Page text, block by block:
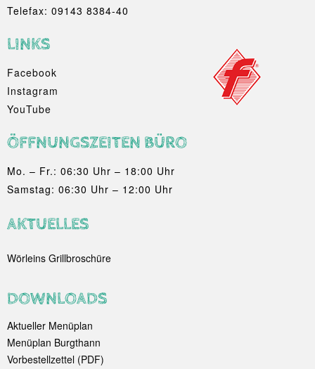
Telefax: 09143 8384-40
LINKS
Facebook
Instagram
YouTube
ÖFFNUNGSZEITEN BÜRO
Mo. – Fr.: 06:30 Uhr – 18:00 Uhr
Samstag: 06:30 Uhr – 12:00 Uhr
AKTUELLES
Wörleins Grillbroschüre
DOWNLOADS
Aktueller Menüplan
Menüplan Burgthann
Vorbestellzettel (PDF)